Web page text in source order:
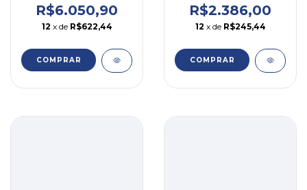
Trifásico
R$6.050,90
12 x de R$622,44
COMPRAR
Trifásico
R$2.386,00
12 x de R$245,44
COMPRAR